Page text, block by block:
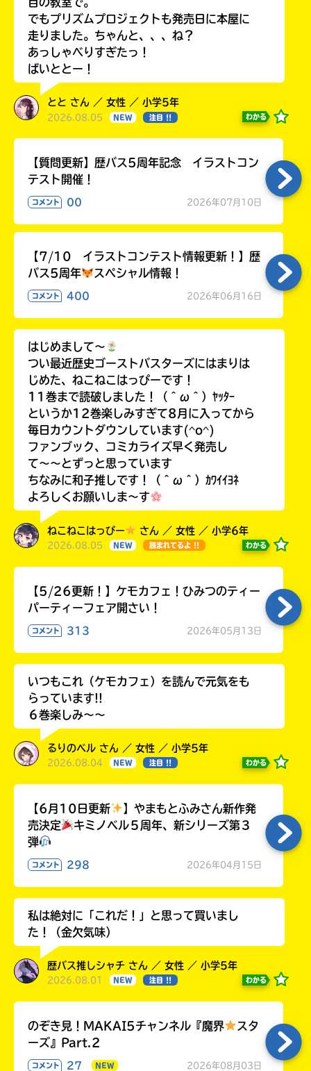
目の教室で。
でもプリズムプロジェクトも発売日に本屋に
走りました。ちゃんと、、、ね？
あっしゃべりすぎたっ！
ばいととー！
とと さん ／ 女性 ／ 小学5年
2026.08.05 NEW 注目 !! わかる
【質問更新】歴バス5周年記念 イラストコン
テスト開催！
コメント 00 2026年07月10日
【7/10 イラストコンテスト情報更新！】歴
バス5周年
スペシャル情報！
コメント 400 2026年06月16日
はじめまして〜
つい最近歴史ゴーストバスターズにはまりは
じめた、ねこねこはっぴーです！
11巻まで読破しました！（＾ω＾）ﾔｯﾀｰ
というか12巻楽しみすぎて8月に入ってから
毎日カウントダウンしています(^o^)
ファンブック、コミカライズ早く発売し
て〜〜とずっと思っています
ちなみに和子推しです！（＾ω＾）ｶﾜｲｲﾖﾈ
よろしくお願いしま〜す
ねこねこはっぴー さん ／ 女性 ／ 小学6年
2026.08.05 NEW 読まれてるよ !! わかる
【5/26更新！】ケモカフェ！ひみつのティー
パーティーフェア開さい！
コメント 313 2026年05月13日
いつもこれ（ケモカフェ）を読んで元気をも
らっています!!
６巻楽しみ～～
るりのベル さん ／ 女性 ／ 小学5年
2026.08.04 NEW 注目 !! わかる
【6月10日更新
】やまもとふみさん新作発
売決定
キミノベル５周年、新シリーズ第３
弾
コメント 298 2026年04月15日
私は絶対に「これだ！」と思って買いまし
た！（金欠気味）
歴バス推しシャチ さん ／ 女性 ／ 小学5年
2026.08.01 NEW 注目 !! わかる
のぞき見！MAKAI5チャンネル『魔界
スタ
ーズ』Part.2
コメント 27 NEW 2026年08月03日